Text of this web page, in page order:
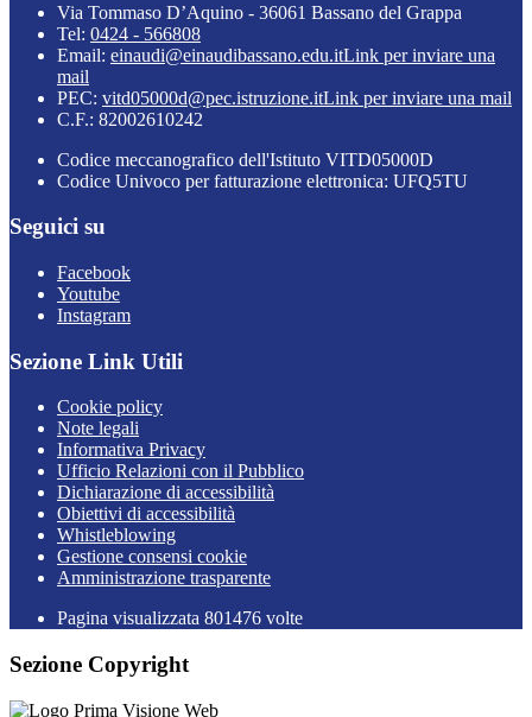
Via Tommaso D’Aquino - 36061 Bassano del Grappa
Tel: 0424 - 566808
Email: einaudi@einaudibassano.edu.itLink per inviare una
mail
PEC: vitd05000d@pec.istruzione.itLink per inviare una mail
C.F.: 82002610242
Codice meccanografico dell'Istituto VITD05000D
Codice Univoco per fatturazione elettronica: UFQ5TU
Seguici su
Facebook
Youtube
Instagram
Sezione Link Utili
Cookie policy
Note legali
Informativa Privacy
Ufficio Relazioni con il Pubblico
Dichiarazione di accessibilità
Obiettivi di accessibilità
Whistleblowing
Gestione consensi cookie
Amministrazione trasparente
Pagina visualizzata 801476 volte
Sezione Copyright